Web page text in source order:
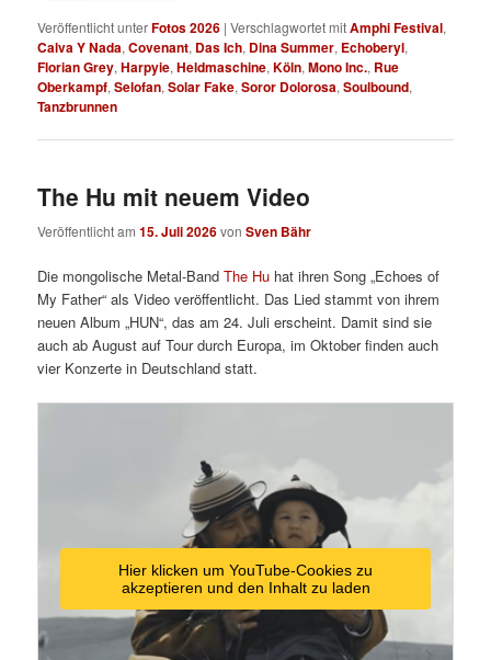
Veröffentlicht unterFotos 2026 |Verschlagwortet mitAmphi Festival,
Calva Y Nada,Covenant, Das Ich, Dina Summer, Echoberyl,
Florian Grey,Harpyie,Heldmaschine,Köln,Mono Inc., Rue
Oberkampf,Selofan,Solar Fake,Soror Dolorosa,Soulbound,
Tanzbrunnen
The Hu mit neuem Video
Veröffentlicht am15. Juli 2026vonSven Bähr
Die mongolische Metal-BandThe Hu hat ihren Song „Echoes of
My Father“ als Video veröffentlicht. Das Lied stammt von ihrem
neuen Album „HUN“, das am 24. Juli erscheint. Damit sind sie
auch ab August auf Tour durch Europa, im Oktober finden auch
vier Konzerte in Deutschland statt.
Hier klicken um YouTube-Cookies zu
akzeptieren und den Inhalt zu laden